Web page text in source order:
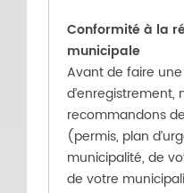
Conformité à la
municipale
Avant de faire
d’enregistrement,
recommandons
(permis, plan
municipalité, de
de votre